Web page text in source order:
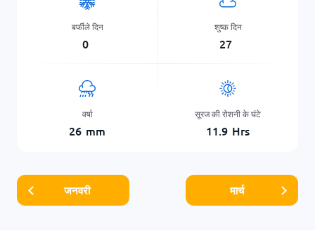
बर्फीले दिन
0
शुष्क दिन
27
वर्षा
26 mm
सूरज की रोशनी के घंटे
11.9 Hrs
जनवरी मार्च